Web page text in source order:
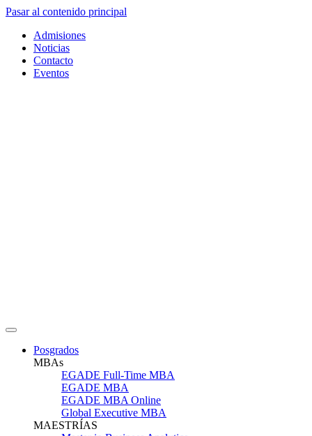
Pasar al contenido principal
Admisiones
Noticias
Contacto
Eventos
Posgrados
MBAs
EGADE Full-Time MBA
EGADE MBA
EGADE MBA Online
Global Executive MBA
MAESTRÍAS